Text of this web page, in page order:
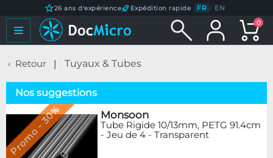
26 ans d'expérience Expédition rapide FR / EN
0
Retour Tuyaux & Tubes
Nos suggestions
Promo - 30% Monsoon
Tube Rigide 10/13mm, PETG 91.4cm
- Jeu de 4 - Transparent